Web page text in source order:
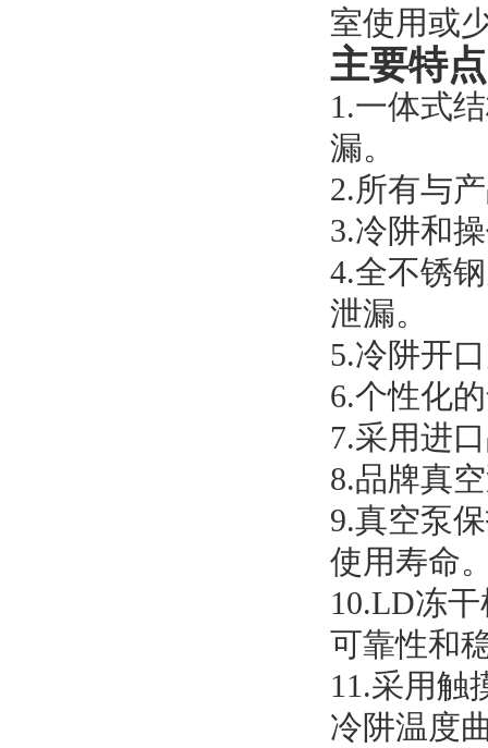
室使用或
主要特点
1.一体式
漏。
2.所有与
3.冷阱和
4.全不锈
泄漏。
5.冷阱开
6.个性化
7.采用进
8.品牌真
9.真空泵
使用寿命
10.LD冻
可靠性和
11.采用触
冷阱温度